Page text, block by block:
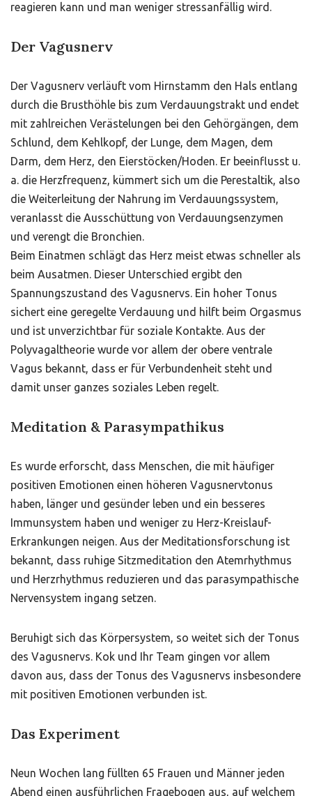
reagieren kann und man weniger stressanfällig wird.
Der Vagusnerv
Der Vagusnerv verläuft vom Hirnstamm den Hals entlang
durch die Brusthöhle bis zum Verdauungstrakt und endet
mit zahlreichen Verästelungen bei den Gehörgängen, dem
Schlund, dem Kehlkopf, der Lunge, dem Magen, dem
Darm, dem Herz, den Eierstöcken/Hoden. Er beeinflusst u.
a. die Herzfrequenz, kümmert sich um die Perestaltik, also
die Weiterleitung der Nahrung im Verdauungssystem,
veranlasst die Ausschüttung von Verdauungsenzymen
und verengt die Bronchien.
Beim Einatmen schlägt das Herz meist etwas schneller als
beim Ausatmen. Dieser Unterschied ergibt den
Spannungszustand des Vagusnervs. Ein hoher Tonus
sichert eine geregelte Verdauung und hilft beim Orgasmus
und ist unverzichtbar für soziale Kontakte. Aus der
Polyvagaltheorie wurde vor allem der obere ventrale
Vagus bekannt, dass er für Verbundenheit steht und
damit unser ganzes soziales Leben regelt.
Meditation & Parasympathikus
Es wurde erforscht, dass Menschen, die mit häufiger
positiven Emotionen einen höheren Vagusnervtonus
haben, länger und gesünder leben und ein besseres
Immunsystem haben und weniger zu Herz-Kreislauf-
Erkrankungen neigen. Aus der Meditationsforschung ist
bekannt, dass ruhige Sitzmeditation den Atemrhythmus
und Herzrhythmus reduzieren und das parasympathische
Nervensystem ingang setzen.
Beruhigt sich das Körpersystem, so weitet sich der Tonus
des Vagusnervs. Kok und Ihr Team gingen vor allem
davon aus, dass der Tonus des Vagusnervs insbesondere
mit positiven Emotionen verbunden ist.
Das Experiment
Neun Wochen lang füllten 65 Frauen und Männer jeden
Abend einen ausführlichen Fragebogen aus, auf welchem